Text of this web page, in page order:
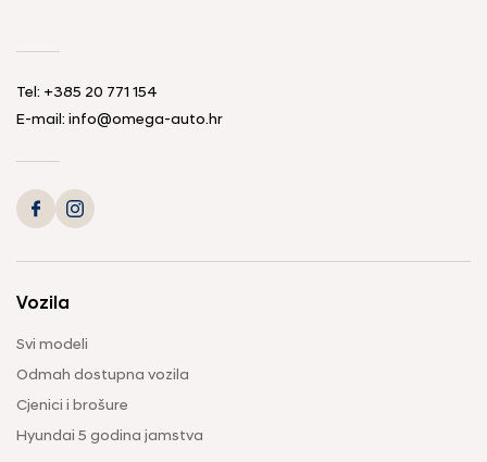
Tel: +385 20 771 154
E-mail: info@omega-auto.hr
Vozila
Svi modeli
Odmah dostupna vozila
Cjenici i brošure
Hyundai 5 godina jamstva